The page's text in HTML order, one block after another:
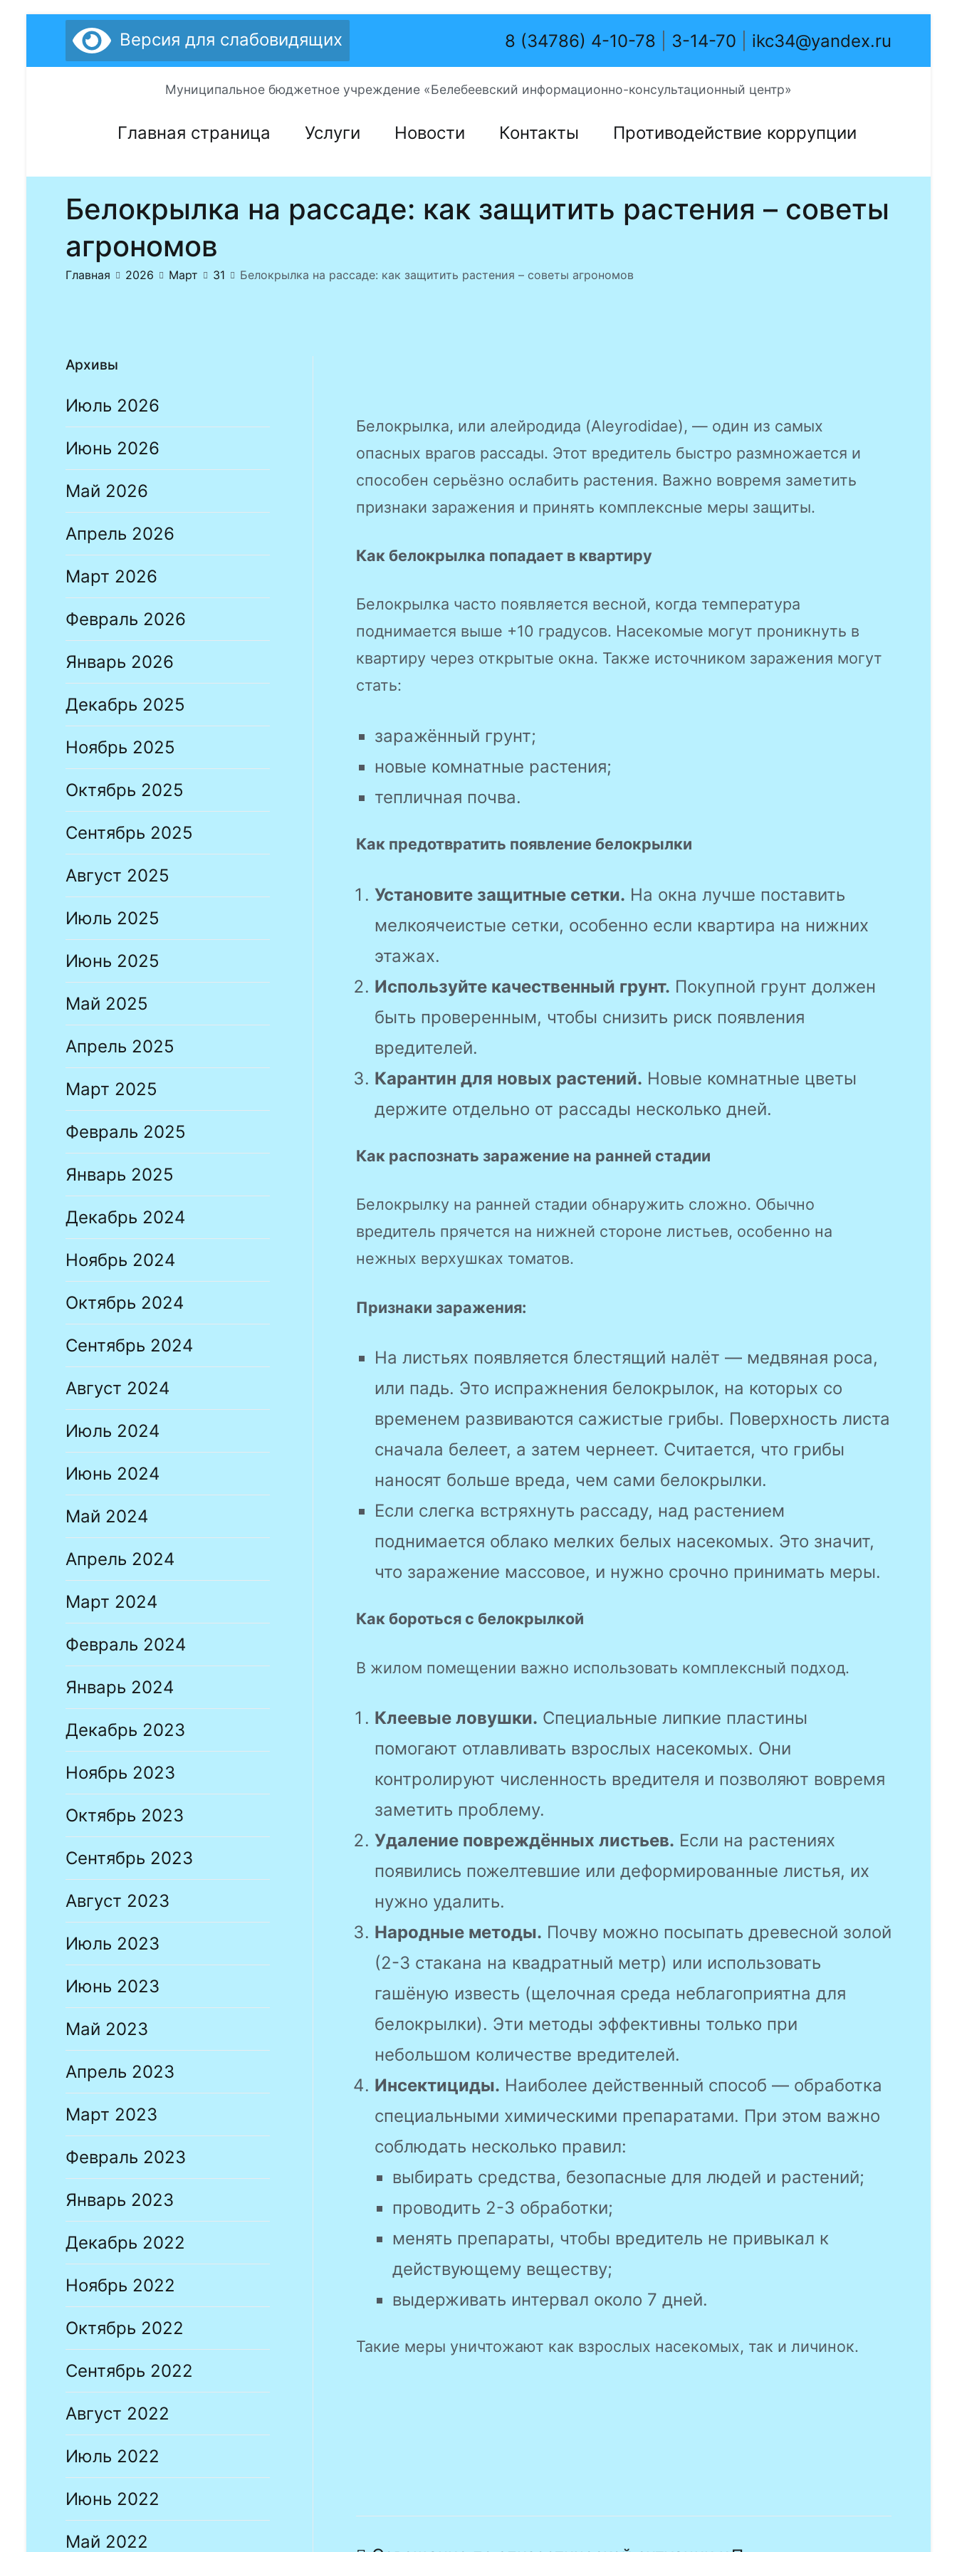
Перейти
содержимому
Версия для слабовидящих 8 (34786) 4-10-78 3-14-70 ikc34@yandex.ru
Муниципальное бюджетное учреждение «Белебеевский информационно-консультационный центр»
Главная страница Услуги Новости Контакты Противодействие коррупции
Белокрылка на рассаде: как защитить растения – советы
агрономов
Главная 2026 Март 31 Белокрылка на рассаде: как защитить растения – советы агрономов
Белокрылка, или алейродида (Aleyrodidae), — один из самых
опасных врагов рассады. Этот вредитель быстро размножается и
способен серьёзно ослабить растения. Важно вовремя заметить
признаки заражения и принять комплексные меры защиты.
Как белокрылка попадает в квартиру
Белокрылка часто появляется весной, когда температура
поднимается выше +10 градусов. Насекомые могут проникнуть в
квартиру через открытые окна. Также источником заражения могут
стать:
заражённый грунт;
новые комнатные растения;
тепличная почва.
Как предотвратить появление белокрылки
Установите защитные сетки. На окна лучше поставить
мелкоячеистые сетки, особенно если квартира на нижних
этажах.
Используйте качественный грунт. Покупной грунт должен
быть проверенным, чтобы снизить риск появления
вредителей.
Карантин для новых растений. Новые комнатные цветы
держите отдельно от рассады несколько дней.
Как распознать заражение на ранней стадии
Белокрылку на ранней стадии обнаружить сложно. Обычно
вредитель прячется на нижней стороне листьев, особенно на
нежных верхушках томатов.
Признаки заражения:
На листьях появляется блестящий налёт — медвяная роса,
или падь. Это испражнения белокрылок, на которых со
временем развиваются сажистые грибы. Поверхность листа
сначала белеет, а затем чернеет. Считается, что грибы
наносят больше вреда, чем сами белокрылки.
Если слегка встряхнуть рассаду, над растением
поднимается облако мелких белых насекомых. Это значит,
что заражение массовое, и нужно срочно принимать меры.
Как бороться с белокрылкой
В жилом помещении важно использовать комплексный подход.
Клеевые ловушки. Специальные липкие пластины
помогают отлавливать взрослых насекомых. Они
контролируют численность вредителя и позволяют вовремя
заметить проблему.
Удаление повреждённых листьев. Если на растениях
появились пожелтевшие или деформированные листья, их
нужно удалить.
Народные методы. Почву можно посыпать древесной золой
(2-3 стакана на квадратный метр) или использовать
гашёную известь (щелочная среда неблагоприятна для
белокрылки). Эти методы эффективны только при
небольшом количестве вредителей.
Инсектициды. Наиболее действенный способ — обработка
специальными химическими препаратами. При этом важно
соблюдать несколько правил:
выбирать средства, безопасные для людей и растений;
проводить 2-3 обработки;
менять препараты, чтобы вредитель не привыкал к
действующему веществу;
выдерживать интервал около 7 дней.
Такие меры уничтожают как взрослых насекомых, так и личинок.
Архивы
Июль 2026
Июнь 2026
Май 2026
Апрель 2026
Март 2026
Февраль 2026
Январь 2026
Декабрь 2025
Ноябрь 2025
Октябрь 2025
Сентябрь 2025
Август 2025
Июль 2025
Июнь 2025
Май 2025
Апрель 2025
Март 2025
Февраль 2025
Январь 2025
Декабрь 2024
Ноябрь 2024
Октябрь 2024
Сентябрь 2024
Август 2024
Июль 2024
Июнь 2024
Май 2024
Апрель 2024
Март 2024
Февраль 2024
Январь 2024
Декабрь 2023
Ноябрь 2023
Октябрь 2023
Сентябрь 2023
Август 2023
Июль 2023
Июнь 2023
Май 2023
Апрель 2023
Март 2023
Февраль 2023
Январь 2023
Декабрь 2022
Ноябрь 2022
Октябрь 2022
Сентябрь 2022
Август 2022
Июль 2022
Июнь 2022
Май 2022